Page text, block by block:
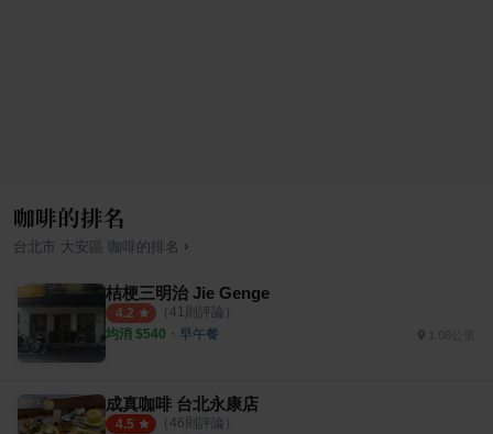
咖啡的排名
台北市 大安區 咖啡 的排名 ›
桔梗三明治 Jie Genge
4.2 （ 41則評論）
均消 $540 ・ 早午餐
成真咖啡 台北永康店
4.5 （ 46則評論）